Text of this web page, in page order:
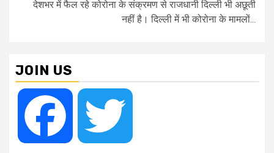
देशभर में फैल रहे कोरोना के संक्रमण से राजधानी दिल्ली भी अछूती
नहीं है। दिल्ली में भी कोरोना के मामलों...
JOIN US
Facebook